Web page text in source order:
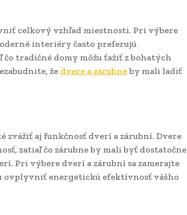
celkový vzhľad miestnosti. Pri výbere
interiéry často preferujú
tradičné domy môžu ťažiť z bohatých
že dvere a zárubneby mali ladiť
zvážiť aj funkčnosť dverí a zárubní. Dvere
zatiaľ čo zárubne by mali byť dostatočne
Pri výbere dverí a zárubní sa zamerajte
ovplyvniť energetickú efektívnosť vášho